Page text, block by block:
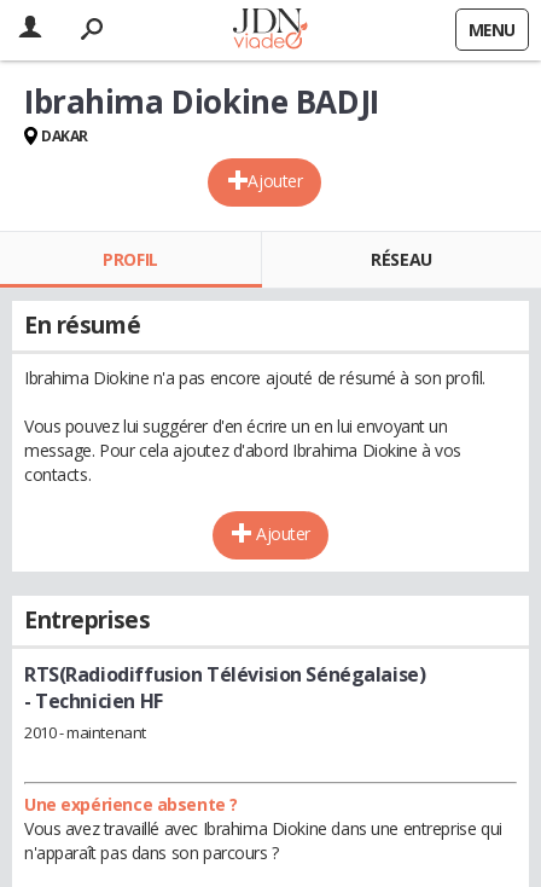
MENU
Ajouter
Ibrahima Diokine BADJI
DAKAR
PROFIL RÉSEAU
En résumé
Ibrahima Diokine n'a pas encore ajouté de résumé à son profil.
Vous pouvez lui suggérer d'en écrire un en lui envoyant un
message. Pour cela ajoutez d'abord Ibrahima Diokine à vos
contacts.
Ajouter
Entreprises
RTS(Radiodiffusion Télévision Sénégalaise)
- Technicien HF
2010 - maintenant
Une expérience absente ?
Vous avez travaillé avec Ibrahima Diokine dans une entreprise qui
n'apparaît pas dans son parcours ?